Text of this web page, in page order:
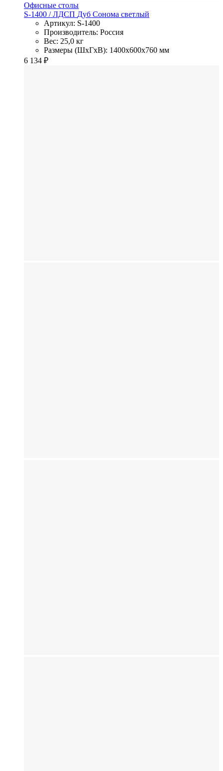
Офисные столы
S-1400 / ЛДСП Дуб Сонома светлый
Артикул: S-1400
Производитель: Россия
Вес: 25,0 кг
Размеры (ШхГхВ): 1400x600x760 мм
6 134 ₽